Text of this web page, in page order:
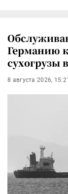
Германию
сухогрузы
8 августа 2026, 15:21